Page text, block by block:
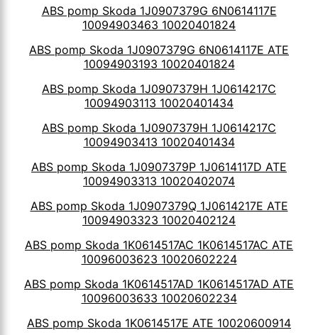
ABS pomp Skoda 1J0907379G 6N0614117E
10094903463 10020401824
ABS pomp Skoda 1J0907379G 6N0614117E ATE
10094903193 10020401824
ABS pomp Skoda 1J0907379H 1J0614217C
10094903113 10020401434
ABS pomp Skoda 1J0907379H 1J0614217C
10094903413 10020401434
ABS pomp Skoda 1J0907379P 1J0614117D ATE
10094903313 10020402074
ABS pomp Skoda 1J0907379Q 1J0614217E ATE
10094903323 10020402124
ABS pomp Skoda 1K0614517AC 1K0614517AC ATE
10096003623 10020602224
ABS pomp Skoda 1K0614517AD 1K0614517AD ATE
10096003633 10020602234
ABS pomp Skoda 1K0614517E ATE 10020600914